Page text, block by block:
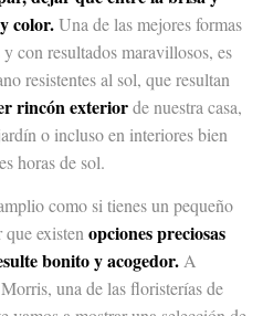
color.Una de las mejores formas
con resultados maravillosos, es
resistentes al sol, que resultan
rincón exteriorde nuestra casa,
o incluso en interiores bien
horas de sol.
como si tienes un pequeño
que existen opciones preciosas
bonito y acogedor. A
una de las floristerías de